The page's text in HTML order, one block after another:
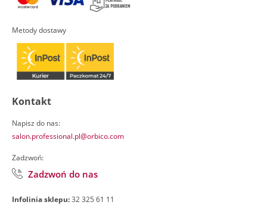
Metody dostawy
Kontakt
Napisz do nas:
salon.professional.pl@orbico.com
Zadzwoń:
Zadzwoń do nas
Infolinia sklepu:32 325 61 11